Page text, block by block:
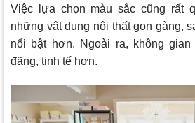
Việc lựa chọn màu sắc cũng rất
những vật dụng nội thất gọn gàng,
nổi bật hơn. Ngoài ra, không
đãng, tinh tế hơn.